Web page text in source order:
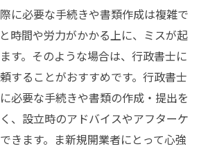
に必要な手続きや書類作成は複雑で
時間や労力がかかる上に、ミスが起
す。そのような場合は、行政書士に
することがおすすめです。行政書士
必要な手続きや書類の作成・提出を
、設立時のアドバイスやアフターケ
きます。ま新規開業者にとって心強